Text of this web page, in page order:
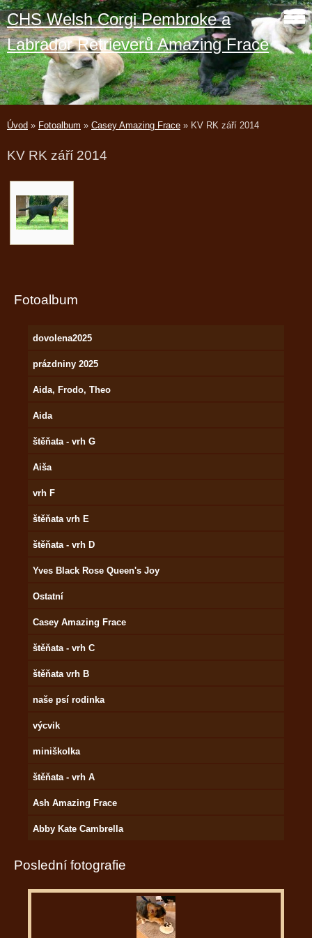
CHS Welsh Corgi Pembroke a
Labrador Retrieverů Amazing Frace
Úvod » Fotoalbum » Casey Amazing Frace » KV RK září 2014
KV RK září 2014
Fotoalbum
dovolena2025
prázdniny 2025
Aida, Frodo, Theo
Aida
štěňata - vrh G
Aiša
vrh F
štěňata vrh E
štěňata - vrh D
Yves Black Rose Queen's Joy
Ostatní
Casey Amazing Frace
štěňata - vrh C
štěňata vrh B
naše psí rodinka
výcvik
miniškolka
štěňata - vrh A
Ash Amazing Frace
Abby Kate Cambrella
Poslední fotografie